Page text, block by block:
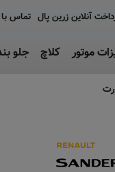
آنلاین زرین پال تماس
موتور کلاچ جلو